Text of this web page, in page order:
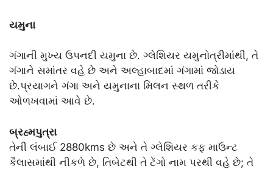
યમુના
ગંગાની મુખ્ય ઉપનદી યમુના છે. ગ્લેશિયર યમુનોત્રીમાંથી, તે
ગંગાને સમાંતર વહે છે અને અલ્હાબાદમાં ગંગામાં જોડાય
છે.પ્રયાગને ગંગા અને યમુનાના મિલન સ્થળ તરીકે
ઓળખવામાં આવે છે.
બ્રહ્મપુત્રા
તેની લંબાઈ 2880kms છે અને તે ગ્લેશિયર કફ માઉન્ટ
કૈલાસમાંથી નીકળે છે, તિબેટથી તે ટેંગો નામ પરથી વહે છે; તે